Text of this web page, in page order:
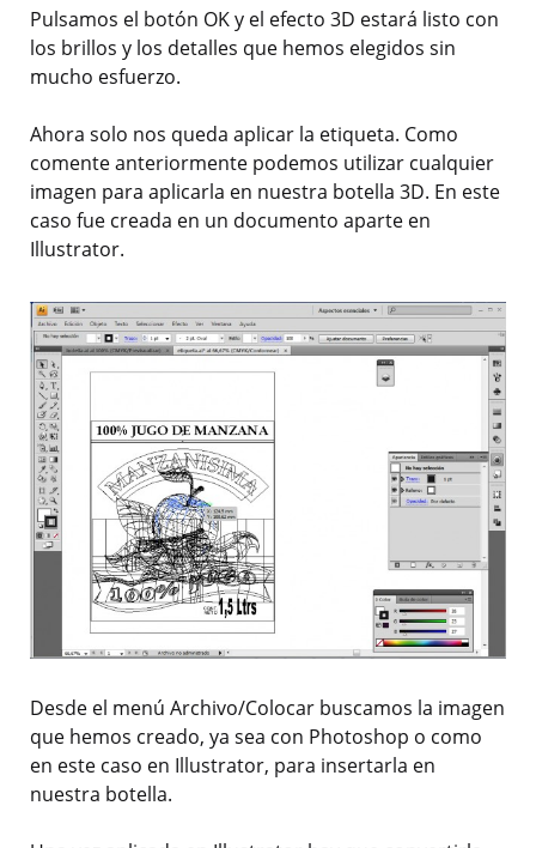
Pulsamos el botón OK y el efecto 3D estará listo con
los brillos y los detalles que hemos elegidos sin
mucho esfuerzo.
Ahora solo nos queda aplicar la etiqueta. Como
comente anteriormente podemos utilizar cualquier
imagen para aplicarla en nuestra botella 3D. En este
caso fue creada en un documento aparte en
Illustrator.
Desde el menú Archivo/Colocar buscamos la imagen
que hemos creado, ya sea con Photoshop o como
en este caso en Illustrator, para insertarla en
nuestra botella.